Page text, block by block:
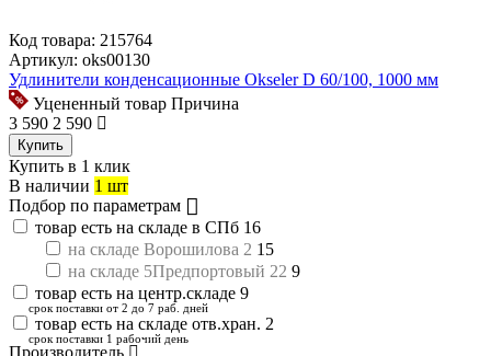
Код товара: 215764
Артикул: oks00130
Удлинители конденсационные Okseler D 60/100, 1000 мм
Уцененный товар Причина
3 590 2 590
Купить
Купить в 1 клик
В наличии 1 шт
Подбор по параметрам
товар есть на складе в СПб 16
на складе Ворошилова 2 15
на складе 5Предпортовый 22 9
товар есть на центр.складе 9
срок поставки от 2 до 7 раб. дней
товар есть на складе отв.хран. 2
срок поставки 1 рабочий день